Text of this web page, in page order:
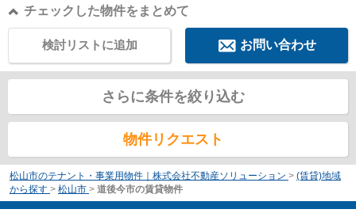
チェックした物件をまとめて
お問い合わせ
検討リストに追加
さらに条件を絞り込む
物件リクエスト
松山市のテナント・事業用物件｜株式会社不動産ソリューション > (賃貸)地域
から探す > 松山市 > 道後今市の賃貸物件